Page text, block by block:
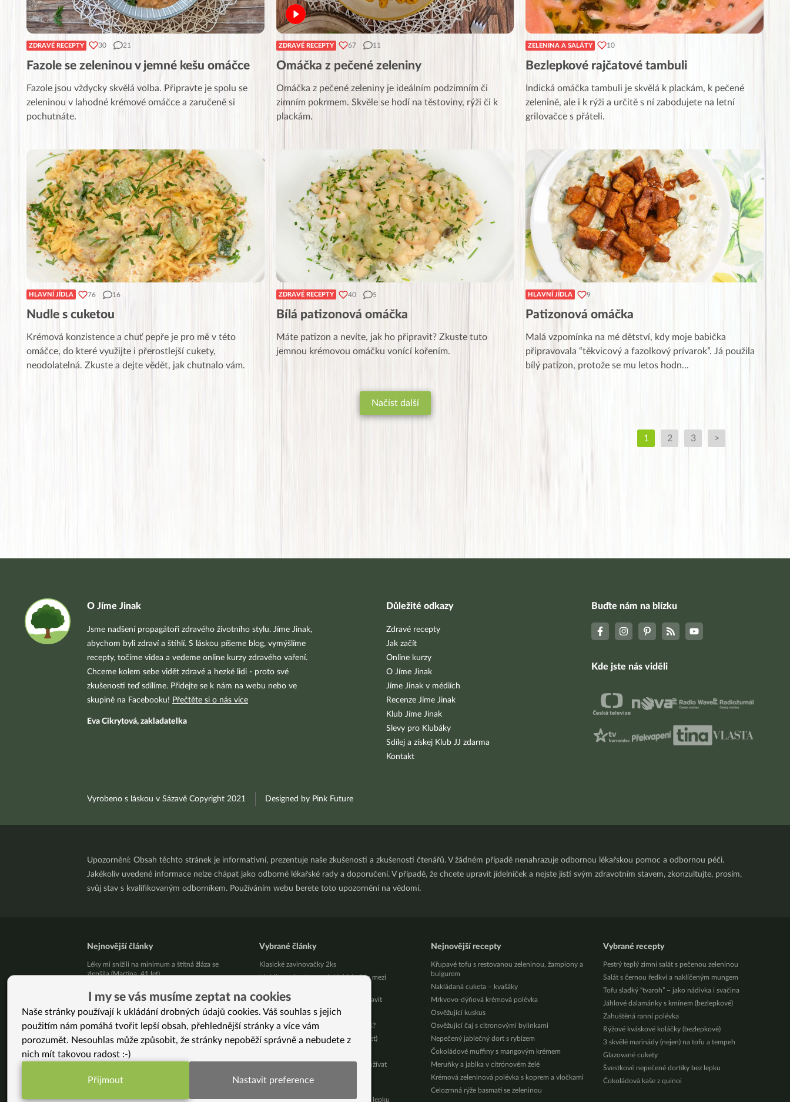
ZDRAVÉ RECEPTY 30 21
Fazole se zeleninou v jemné kešu omáčce
Fazole jsou vždycky skvělá volba. Připravte je spolu se
zeleninou v lahodné krémové omáčce a zaručeně si
pochutnáte.
ZDRAVÉ RECEPTY 67 11
Omáčka z pečené zeleniny
Omáčka z pečené zeleniny je ideálním podzimním či
zimním pokrmem. Skvěle se hodí na těstoviny, rýži či k
plackám.
ZELENINA A SALÁTY 10
Bezlepkové rajčatové tambuli
Indická omáčka tambuli je skvělá k plackám, k pečené
zelenině, ale i k rýži a určitě s ní zabodujete na letní
grilovačce s přáteli.
HLAVNÍ JÍDLA 76 16
Nudle s cuketou
Krémová konzistence a chuť pepře je pro mě v této
omáčce, do které využijte i přerostlejší cukety,
neodolatelná. Zkuste a dejte vědět, jak chutnalo vám.
ZDRAVÉ RECEPTY 40 5
Bílá patizonová omáčka
Máte patizon a nevíte, jak ho připravit? Zkuste tuto
jemnou krémovou omáčku vonící kořením.
HLAVNÍ JÍDLA 9
Patizonová omáčka
Malá vzpomínka na mé dětství, kdy moje babička
připravovala “těkvicový a fazolkový prívarok”. Já použila
bílý patizon, protože se mu letos hodn...
Načíst další
1 2 3 >
O Jíme Jinak
Jsme nadšení propagátoři zdravého životního stylu. Jíme Jinak,
abychom byli zdraví a štíhlí. S láskou píšeme blog, vymýšlíme
recepty, točíme videa a vedeme online kurzy zdravého vaření.
Chceme kolem sebe vidět zdravé a hezké lidi - proto své
zkušenosti teď sdílíme. Přidejte se k nám na webu nebo ve
skupině na Facebooku! Přečtěte si o nás více
Eva Cikrytová, zakladatelka
Důležité odkazy
Zdravé recepty
Jak začít
Online kurzy
O Jíme Jinak
Jíme Jinak v médiích
Recenze Jíme Jinak
Klub Jíme Jinak
Slevy pro Klubáky
Sdílej a získej Klub JJ zdarma
Kontakt
Buďte nám na blízku
Kde jste nás viděli
Vyrobeno s láskou v Sázavě Copyright 2021 Designed by Pink Future
Upozornění: Obsah těchto stránek je informativní, prezentuje naše zkušenosti a zkušenosti čtenářů. V žádném případě nenahrazuje odbornou lékařskou pomoc a odbornou péči.
Jakékoliv uvedené informace nelze chápat jako odborné lékařské rady a doporučení. V případě, že chcete upravit jídelníček a nejste jistí svým zdravotním stavem, zkonzultujte, prosím,
svůj stav s kvalifikovaným odborníkem. Používáním webu berete toto upozornění na vědomí.
Nejnovější články
Léky mi snížili na minimum a štítná žláza se
zlepšila (Martina, 41 let)
Přestaňte bojovat samy se sebou
10 tipů, jak zpracovat letní jablíčka
Už vás unavuje, že někdo pořád řeší, jak byste
měla vypadat?
Jak podpořit své zdraví v srpnu
svůj život. (Jana, 46 let)
Vybrané články
Klasické zavinovačky 2ks
Mobily a rakovina aneb křehká věda mezi
Bolest žaludku ze stresu a jak se jí zbavit
Jak decibely ovlivňují chutě
Jak to, že marodíš, když tak zdravě jíš?
Jiná Já díky Jíme Jinak (Alžběta, 53 let)
4 důvody, proč okamžitě přestat používat
Test: Jaký jste typ podle ajurvédy?
Pečivo při celiakii, HITu a intoleranci lepku
Nejnovější recepty
Křupavé tofu s restovanou zeleninou, žampiony a
bulgurem
Nakládaná cuketa – kvašáky
Mrkvovo-dýňová krémová polévka
Osvěžující kuskus
Osvěžující čaj s citronovými bylinkami
Nepečený jablečný dort s rybízem
Čokoládové muffiny s mangovým krémem
Meruňky a jablka v citrónovém želé
Krémová zeleninová polévka s koprem a vločkami
Celozrnná rýže basmati se zeleninou
Vybrané recepty
Pestrý teplý zimní salát s pečenou zeleninou
Salát s černou ředkví a naklíčeným mungem
Tofu sladký “tvaroh” – jako nádivka i svačina
Jáhlové dalamánky s kmínem (bezlepkové)
Zahuštěná ranní polévka
Rýžové kváskové koláčky (bezlepkové)
3 skvělé marinády (nejen) na tofu a tempeh
Glazované cukety
Švestkové nepečené dortíky bez lepku
Čokoládová kaše z quinoi
I my se vás musíme zeptat na cookies
Naše stránky používají k ukládání drobných údajů cookies. Váš souhlas s jejich
použitím nám pomáhá tvořit lepší obsah, přehlednější stránky a více vám
porozumět. Nesouhlas může způsobit, že stránky nepoběží správně a nebudete z
nich mít takovou radost :-)
Přijmout Nastavit preference